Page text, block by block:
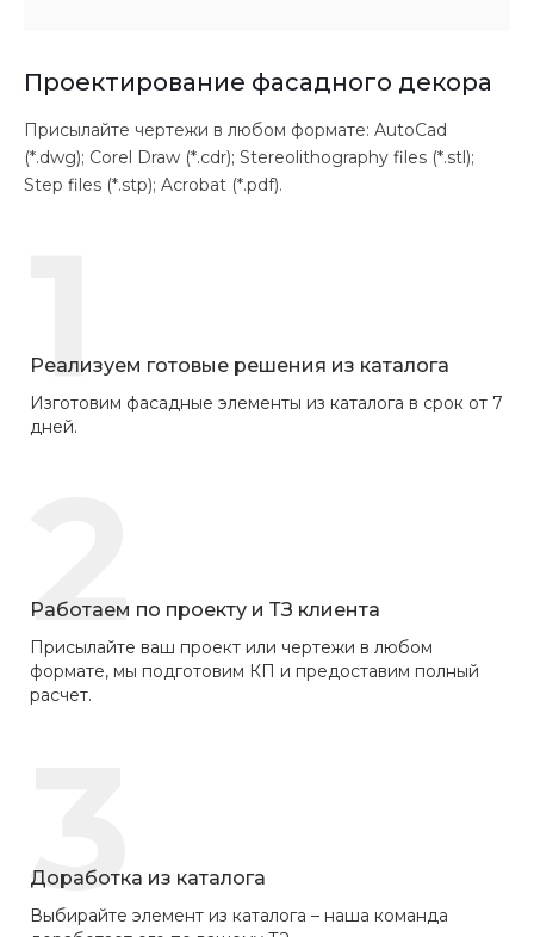
Проектирование фасадного декора
Присылайте чертежи в любом формате: AutoCad
(*.dwg); Corel Draw (*.cdr); Stereolithography files (*.stl);
Step files (*.stp); Acrobat (*.pdf).
1
Реализуем готовые решения из каталога
Изготовим фасадные элементы из каталога в срок от 7
дней.
2
Работаем по проекту и ТЗ клиента
Присылайте ваш проект или чертежи в любом
формате, мы подготовим КП и предоставим полный
расчет.
3
Доработка из каталога
Выбирайте элемент из каталога – наша команда